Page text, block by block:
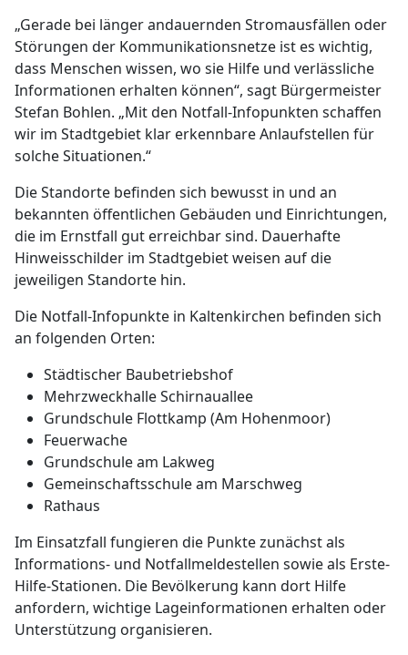
„Gerade bei länger andauernden Stromausfällen oder
Störungen der Kommunikationsnetze ist es wichtig,
dass Menschen wissen, wo sie Hilfe und verlässliche
Informationen erhalten können“, sagt Bürgermeister
Stefan Bohlen. „Mit den Notfall-Infopunkten schaffen
wir im Stadtgebiet klar erkennbare Anlaufstellen für
solche Situationen.“
Die Standorte befinden sich bewusst in und an
bekannten öffentlichen Gebäuden und Einrichtungen,
die im Ernstfall gut erreichbar sind. Dauerhafte
Hinweisschilder im Stadtgebiet weisen auf die
jeweiligen Standorte hin.
Die Notfall-Infopunkte in Kaltenkirchen befinden sich
an folgenden Orten:
Städtischer Baubetriebshof
Mehrzweckhalle Schirnauallee
Grundschule Flottkamp (Am Hohenmoor)
Feuerwache
Grundschule am Lakweg
Gemeinschaftsschule am Marschweg
Rathaus
Im Einsatzfall fungieren die Punkte zunächst als
Informations- und Notfallmeldestellen sowie als Erste-
Hilfe-Stationen. Die Bevölkerung kann dort Hilfe
anfordern, wichtige Lageinformationen erhalten oder
Unterstützung organisieren.